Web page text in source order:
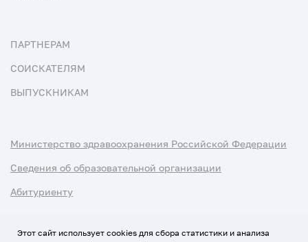
ПАРТНЕРАМ
СОИСКАТЕЛЯМ
ВЫПУСКНИКАМ
Министерство здравоохранения Российской Федерации
Сведения об образовательной организации
Абитуриенту
Этот сайт использует cookies для сбора статистики и анализа